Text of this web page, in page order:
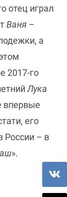
отец играл
Ваня –
а
2017-го
Лука
впервые
его
России – в
».